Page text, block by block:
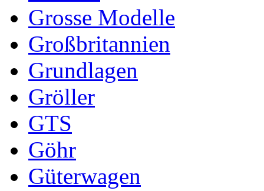
Grosse Modelle
Großbritannien
Grundlagen
Gröller
GTS
Göhr
Güterwagen